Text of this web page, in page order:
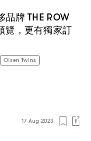
品牌THE ROW
覽 ， 更有獨家訂
Olsen Twins
17 Aug 2023